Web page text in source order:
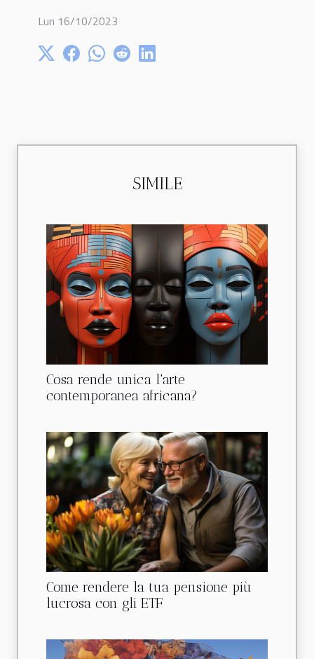
Lun 16/10/2023
SIMILE
Cosa rende unica l'arte
contemporanea africana?
Come rendere la tua pensione più
lucrosa con gli ETF